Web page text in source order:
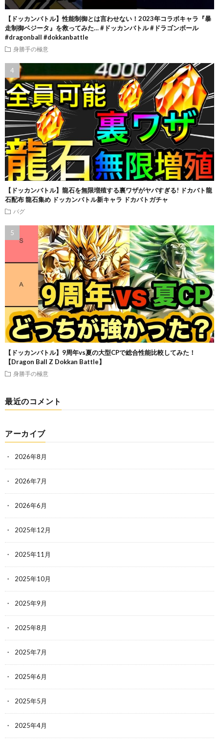
【ドッカンバトル】性能制御とは言わせない！2023年コラボキャラ『暴
走制御ベジータ』を救ってみた… #ドッカンバトル #ドラゴンボール
#dragonball #dokkanbattle
身勝手の極意
【ドッカンバトル】龍石を無限増殖する裏ワザがヤバすぎる! ドカバト龍
石配布 龍石集め ドッカンバトル新キャラ ドカバトガチャ
バグ
【ドッカンバトル】9周年vs夏の大型CPで総合性能比較してみた！
【Dragon Ball Z Dokkan Battle】
身勝手の極意
最近のコメント
アーカイブ
2026年8月
2026年7月
2026年6月
2025年12月
2025年11月
2025年10月
2025年9月
2025年8月
2025年7月
2025年6月
2025年5月
2025年4月